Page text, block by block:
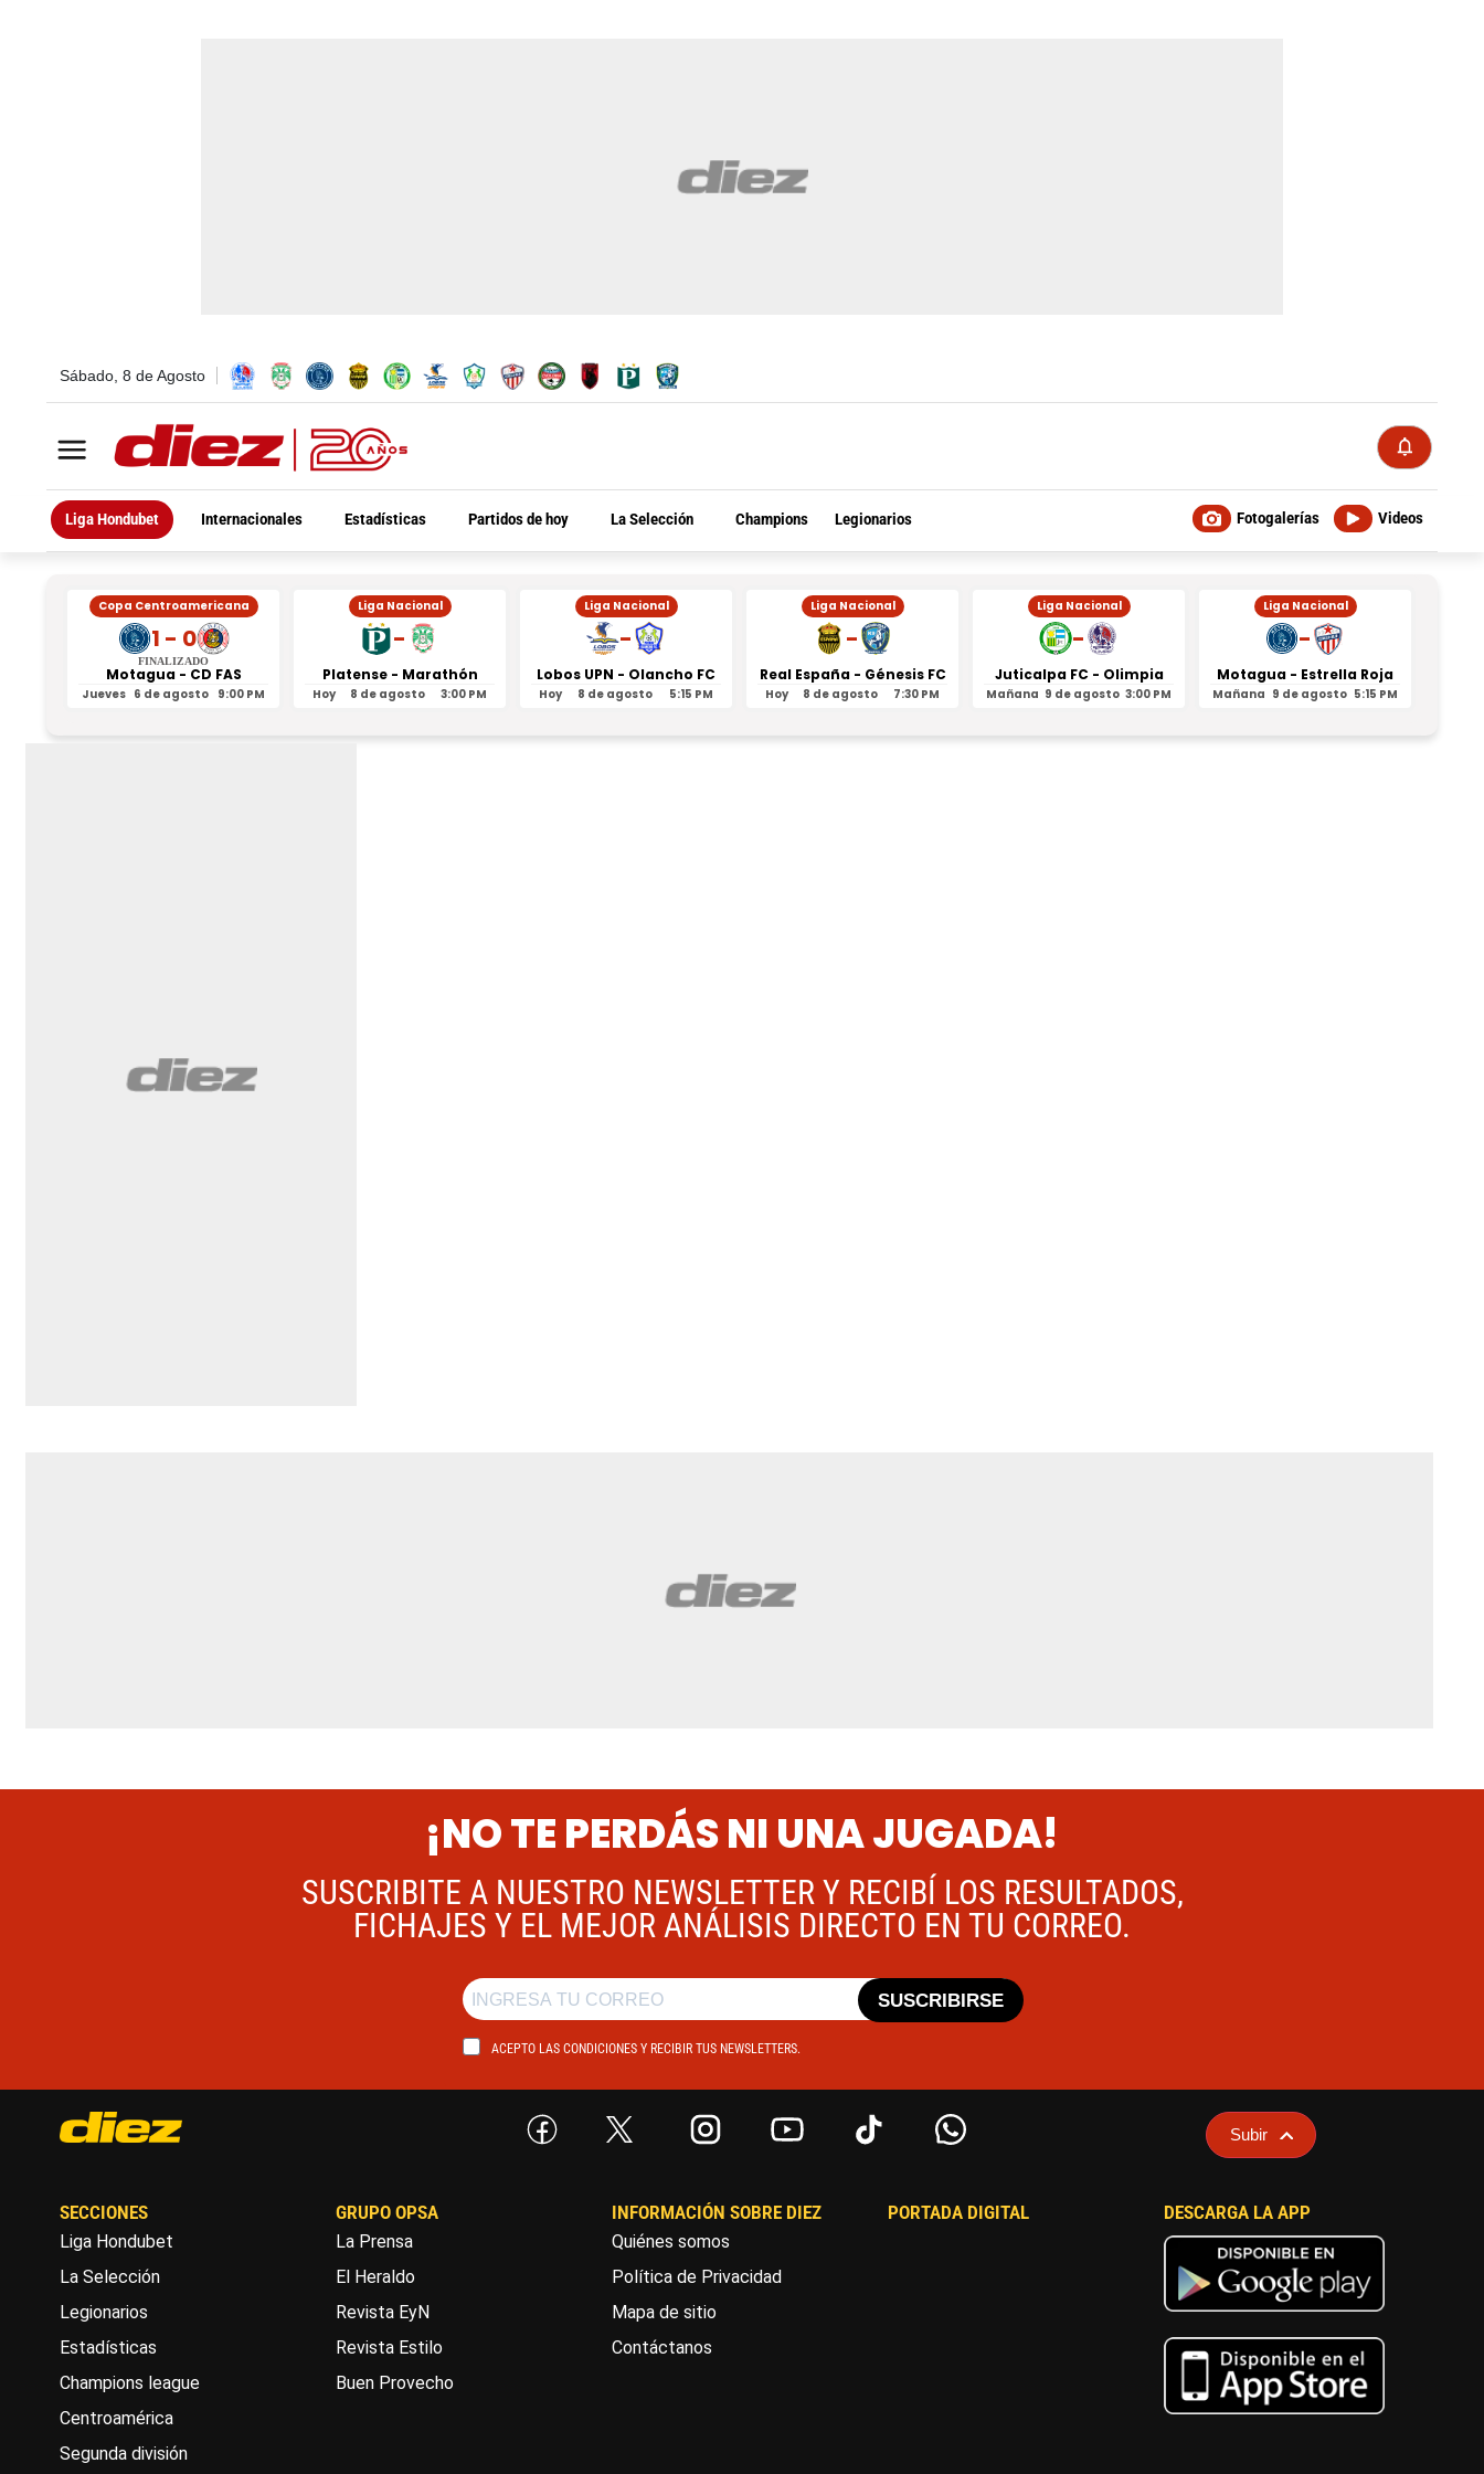
Sábado, 8 de Agosto
Liga Hondubet Internacionales Estadísticas Partidos de hoy La Selección Champions Legionarios Videos
Fotogalerías
Copa Centroamericana
1 - 0
FINALIZADO
Motagua - CD FAS
Jueves 6 de agosto 9:00 PM
Liga Nacional
-
Platense - Marathón
Hoy 8 de agosto 3:00 PM
Liga Nacional
-
Lobos UPN - Olancho FC
Hoy 8 de agosto 5:15 PM
Liga Nacional
-
Real España - Génesis FC
Hoy 8 de agosto 7:30 PM
Liga Nacional
-
Juticalpa FC - Olimpia
Mañana 9 de agosto 3:00 PM
Liga Nacional
-
Motagua - Estrella Roja
Mañana 9 de agosto 5:15 PM
¡NO TE PERDÁS NI UNA JUGADA!
SUSCRIBITE A NUESTRO NEWSLETTER Y RECIBÍ LOS RESULTADOS,
FICHAJES Y EL MEJOR ANÁLISIS DIRECTO EN TU CORREO.
ACEPTO LAS CONDICIONES Y RECIBIR TUS NEWSLETTERS.
SUSCRIBIRSE
Subir
SECCIONES
Liga Hondubet
La Selección
Legionarios
Estadísticas
Champions league
Centroamérica
Segunda división
GRUPO OPSA
La Prensa
El Heraldo
Revista EyN
Revista Estilo
Buen Provecho
INFORMACIÓN SOBRE DIEZ
Quiénes somos
Política de Privacidad
Mapa de sitio
Contáctanos
PORTADA DIGITAL DESCARGA LA APP